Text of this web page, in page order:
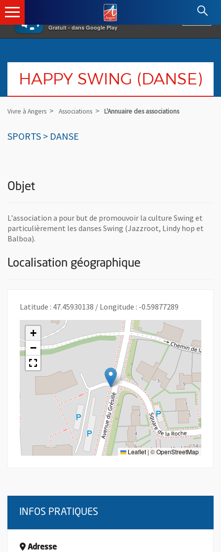
×
Gratuit - dans Google Play
Angers.fr : Retour à l'accueil
HAPPY SWING (DANSE)
Vivre à Angers Associations L'Annuaire des associations
SPORTS > DANSE
Objet
L'association a pour but de promouvoir la culture Swing et
particulièrement les danses Swing (Jazzroot, Lindy hop et
Balboa).
Localisation géographique
Latitude : 47.45930138 / Longitude : -0.59877289
+
−
Leaflet | ©OpenStreetMap
INFOS PRATIQUES
Adresse